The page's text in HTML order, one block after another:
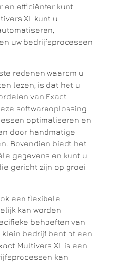
en efficiënter kunt
XL kunt u
uw bedrijfsprocessen
redenen waarom u
lezen, is dat het u
van Exact
softwareoplossing
optimaliseren en
door handmatige
Bovendien biedt het
gegevens en kunt u
gericht zijn op groei
een flexibele
kan worden
behoeften van
klein bedrijf bent of een
Multivers XL is een
kan